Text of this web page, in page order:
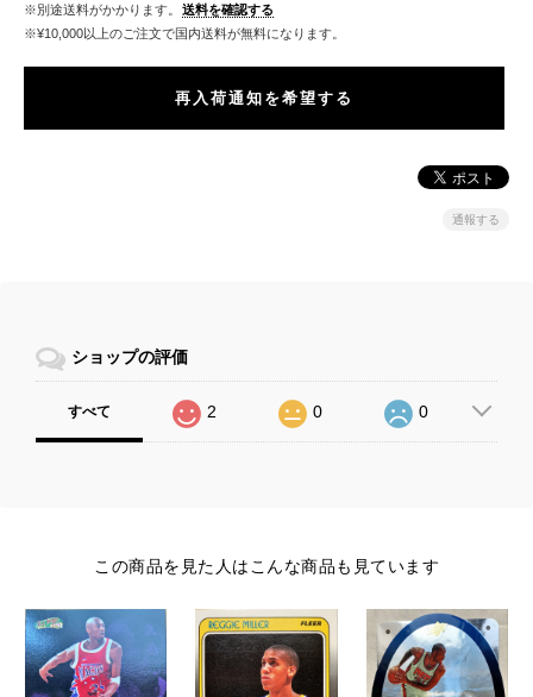
※別途送料がかかります。 送料を確認する
※¥10,000以上のご注文で国内送料が無料になります。
再入荷通知を希望する
通報する
ショップの評価
すべて 2 0 0
この商品を見た人はこんな商品も見ています